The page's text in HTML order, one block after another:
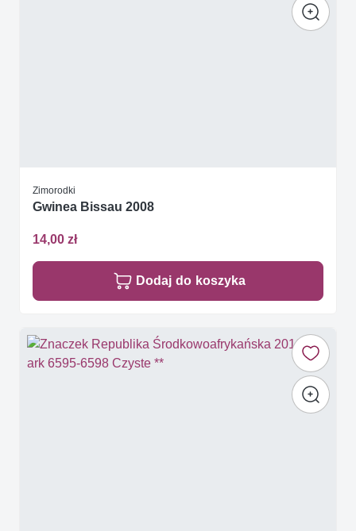
Zimorodki
Gwinea Bissau 2008
14,00 zł
Dodaj do koszyka